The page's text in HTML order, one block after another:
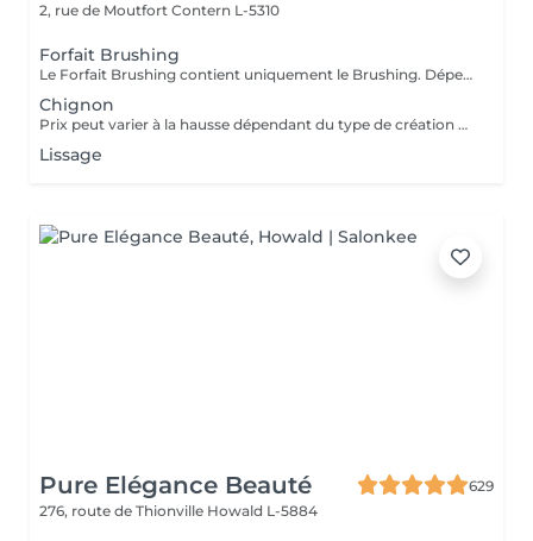
2, rue de Moutfort Contern L-5310
Forfait Brushing
Le Forfait Brushing contient uniquement le Brushing. Dépendant de la longueur des cheveux, le prix peut varier. En cas de questions veuillez appeler au +352 26 35 02 89.
Chignon
Prix peut varier à la hausse dépendant du type de création finalement réalisée.
Lissage
Pure Elégance Beauté
629
276, route de Thionville Howald L-5884